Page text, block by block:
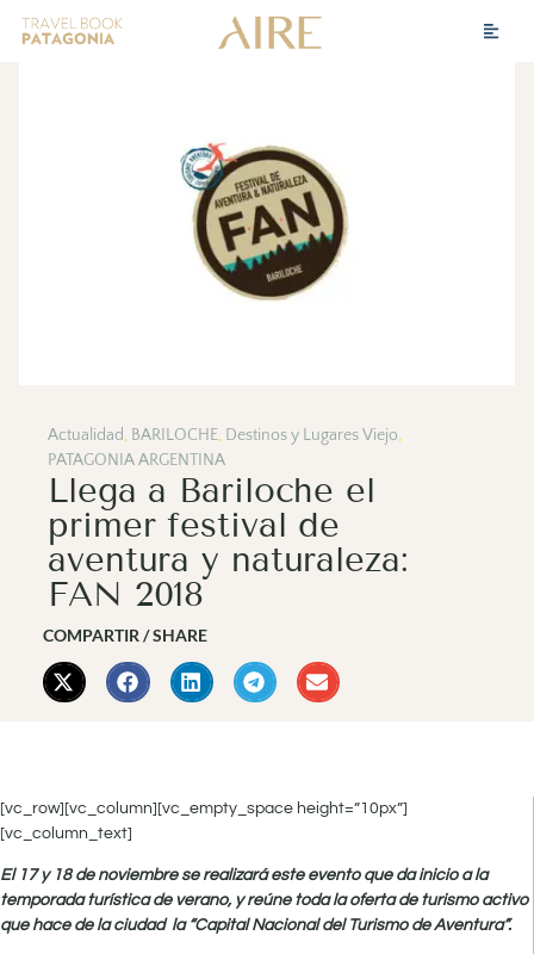
Actualidad, BARILOCHE, Destinos y Lugares Viejo,
PATAGONIA ARGENTINA
Llega a Bariloche el
primer festival de
aventura y naturaleza:
FAN 2018
COMPARTIR / SHARE
[vc_row][vc_column][vc_empty_space height=”10px”]
[vc_column_text]
El 17 y 18 de noviembre se realizará este evento que da inicio a la
temporada turística de verano, y reúne toda la oferta de turismo activo
que hace de la ciudad la “Capital Nacional del Turismo de Aventura”.